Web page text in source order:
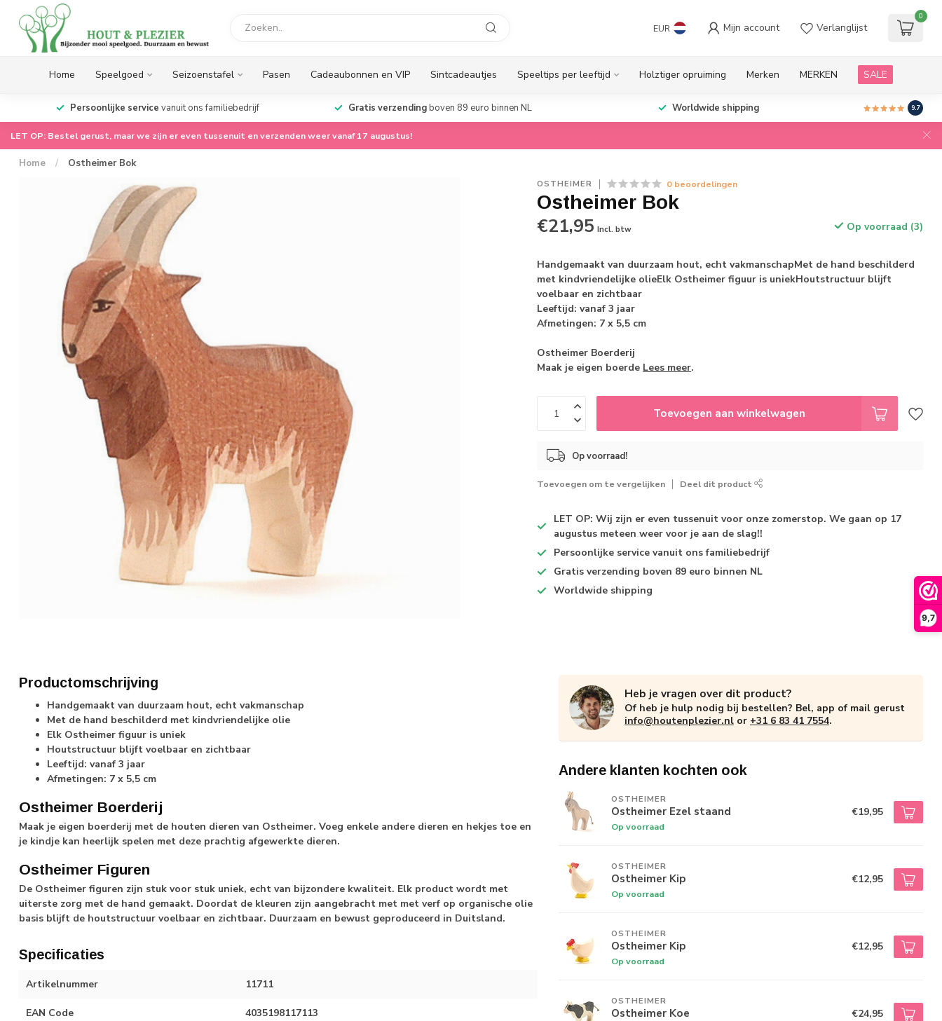
9,7
EUR Mijn account Verlanglijst
0
Home Speelgoed Seizoenstafel Pasen Cadeaubonnen en VIP Sintcadeautjes Speeltips per leeftijd Holztiger opruiming Merken MERKEN SALE
Persoonlijke service vanuit ons familiebedrijf Gratis verzendingboven 89 euro binnen NL Worldwide shipping 9.7
LET OP: Bestel gerust, maar we zijn er even tussenuit en verzenden weer vanaf 17 augustus!
Home / Ostheimer Bok
OSTHEIMER 0 beoordelingen
Ostheimer Bok
€21,95 Incl. btw Op voorraad (3)
Handgemaakt van duurzaam hout, echt vakmanschapMet de hand beschilderd
met kindvriendelijke olieElk Ostheimer figuur is uniekHoutstructuur blijft
voelbaar en zichtbaar
Leeftijd: vanaf 3 jaar
Afmetingen: 7 x 5,5 cm
Ostheimer Boerderij
Maak je eigen boerde Lees meer.
Toevoegen aan winkelwagen
Op voorraad!
Toevoegen om te vergelijken Deel dit product
LET OP: Wij zijn er even tussenuit voor onze zomerstop. We gaan op 17
augustus meteen weer voor je aan de slag!!
Persoonlijke service vanuit ons familiebedrijf
Gratis verzending boven 89 euro binnen NL
Worldwide shipping
Productomschrijving
Handgemaakt van duurzaam hout, echt vakmanschap
Met de hand beschilderd met kindvriendelijke olie
Elk Ostheimer figuur is uniek
Houtstructuur blijft voelbaar en zichtbaar
Leeftijd: vanaf 3 jaar
Afmetingen: 7 x 5,5 cm
Ostheimer Boerderij
Maak je eigen boerderij met de houten dieren van Ostheimer. Voeg enkele andere dieren en hekjes toe en
je kindje kan heerlijk spelen met deze prachtig afgewerkte dieren.
Ostheimer Figuren
De Ostheimer figuren zijn stuk voor stuk uniek, echt van bijzondere kwaliteit. Elk product wordt met
uiterste zorg met de hand gemaakt. Doordat de kleuren zijn aangebracht met met verf op organische olie
basis blijft de houtstructuur voelbaar en zichtbaar. Duurzaam en bewust geproduceerd in Duitsland.
Specificaties
Artikelnummer 11711
EAN Code 4035198117113
Heb je vragen over dit product?
Of heb je hulp nodig bij bestellen? Bel, app of mail gerust
info@houtenplezier.nl or +31 6 83 41 7554.
Andere klanten kochten ook
OSTHEIMER
Ostheimer Ezel staand
Op voorraad
€19,95
OSTHEIMER
Ostheimer Kip
Op voorraad
€12,95
OSTHEIMER
Ostheimer Kip
Op voorraad
€12,95
OSTHEIMER
Ostheimer Koe €24,95